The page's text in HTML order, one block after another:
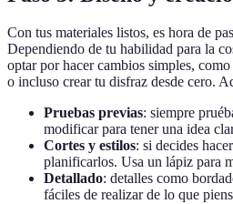
Con tus materiales listos, es hora de
Dependiendo de tu habilidad para la
optar por hacer cambios simples,
o incluso crear tu disfraz desde cero.
Pruebas previas: siempre
modificar para tener una idea
Cortes y estilos: si decides
planificarlos. Usa un lápiz para
Detallado: detalles como
fáciles de realizar de lo que